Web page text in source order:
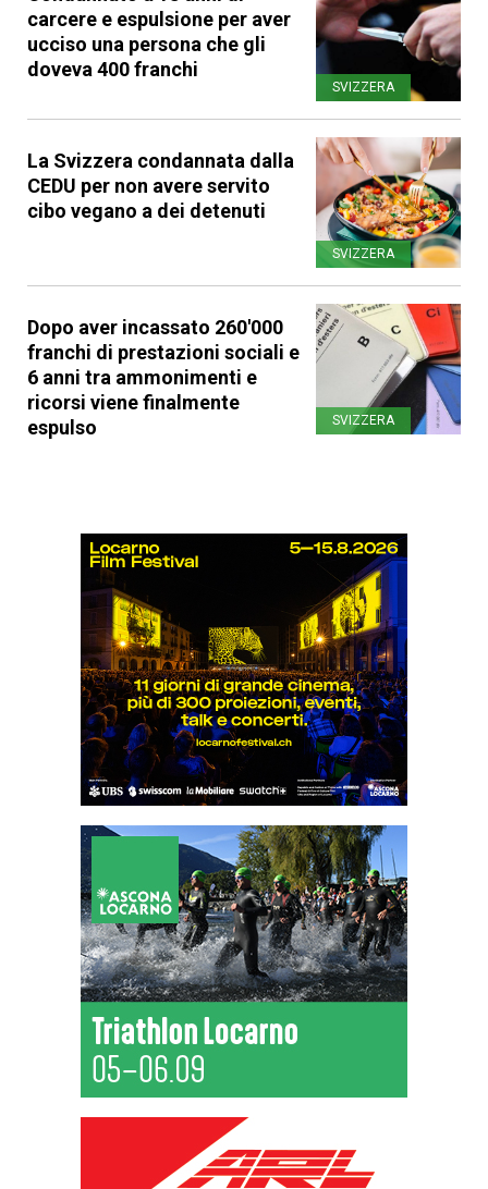
carcere e espulsione per aver
ucciso una persona che gli
doveva 400 franchi
SVIZZERA
La Svizzera condannata dalla
CEDU per non avere servito
cibo vegano a dei detenuti
SVIZZERA
Dopo aver incassato 260'000
franchi di prestazioni sociali e
6 anni tra ammonimenti e
ricorsi viene finalmente
espulso
SVIZZERA